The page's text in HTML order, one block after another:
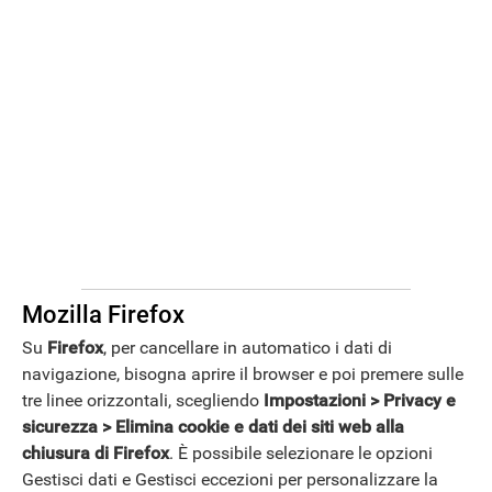
Mozilla Firefox
Su Firefox, per cancellare in automatico i dati di
navigazione, bisogna aprire il browser e poi premere sulle
tre linee orizzontali, scegliendo Impostazioni > Privacy e
sicurezza > Elimina cookie e dati dei siti web alla
chiusura di Firefox. È possibile selezionare le opzioni
Gestisci dati e Gestisci eccezioni per personalizzare la